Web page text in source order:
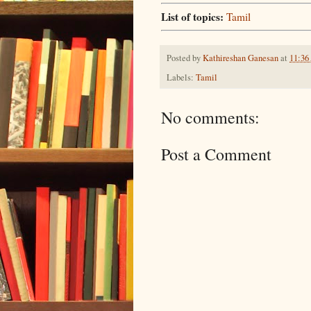
List of topics: Tamil
Posted byKathireshan Ganesanat
Labels: Tamil
No comments:
Post a Comment